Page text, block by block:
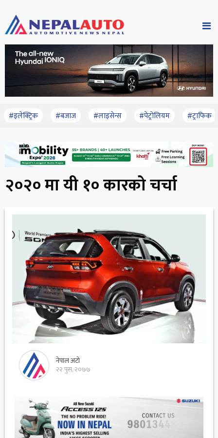
#इलेक्ट्रिक #बजाज #लाइसेन्स #पेट्रोलियम #ट्राफिक
२०२० मा यी १० कारको चर्चा
नेपाल अटो
२२ पुस, २०७७